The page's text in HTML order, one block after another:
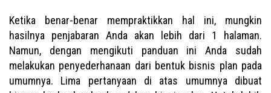
Ketika benar-benar mempraktikkan hal ini, mungkin
hasilnya penjabaran Anda akan lebih dari 1 halaman.
Namun, dengan mengikuti panduan ini Anda sudah
melakukan penyederhanaan dari bentuk bisnis plan pada
umumnya. Lima pertanyaan di atas umumnya dibuat